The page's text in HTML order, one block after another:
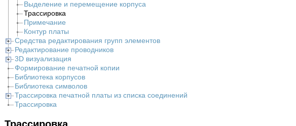
Выделение и перемещение корпуса
Трассировка
Примечание
Контур платы
Средства редактирования групп элементов
Редактирование проводников
3D визуализация
Формирование печатной копии
Библиотека корпусов
Библиотека символов
Трассировка печатной платы из списка соединений
Трассировка